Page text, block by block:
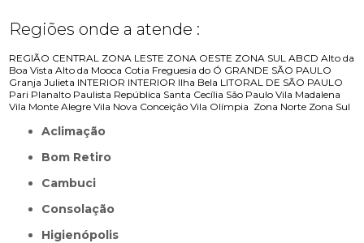
Regiões onde a atende :
REGIÃO CENTRAL ZONA LESTE ZONA OESTE ZONA SUL ABCD Alto da
Boa Vista Alto da Mooca Cotia Freguesia do Ó GRANDE SÃO PAULO
Granja Julieta INTERIOR INTERIOR Ilha Bela LITORAL DE SÃO PAULO
Pari Planalto Paulista República Santa Cecília São Paulo Vila Madalena
Vila Monte Alegre Vila Nova Conceição Vila Olímpia Zona Norte Zona Sul
Aclimação
Bom Retiro
Cambuci
Consolação
Higienópolis